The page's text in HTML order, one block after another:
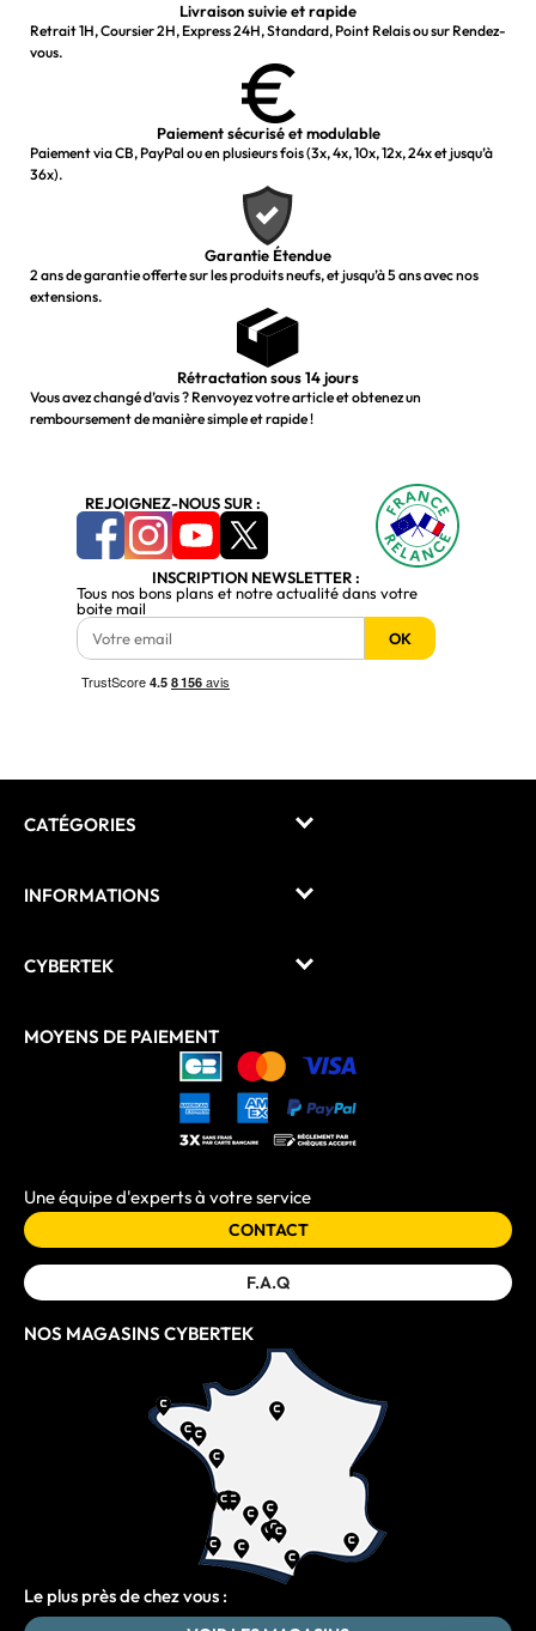
Livraison suivie et rapide
Retrait 1H, Coursier 2H, Express 24H, Standard, Point Relais ou sur Rendez-
vous.
Paiement sécurisé et modulable
Paiement via CB, PayPal ou en plusieurs fois (3x, 4x, 10x, 12x, 24x et jusqu’à
36x).
Garantie Étendue
2 ans de garantie offerte sur les produits neufs, et jusqu’à 5 ans avec nos
extensions.
Rétractation sous 14 jours
Vous avez changé d’avis ? Renvoyez votre article et obtenez un
remboursement de manière simple et rapide !
REJOIGNEZ-NOUS SUR :
INSCRIPTION NEWSLETTER :
Tous nos bons plans et notre actualité dans votre
boite mail
OK
CATÉGORIES
INFORMATIONS
CYBERTEK
MOYENS DE PAIEMENT
Une équipe d'experts à votre service
CONTACT
F.A.Q
NOS MAGASINS CYBERTEK
Le plus près de chez vous :